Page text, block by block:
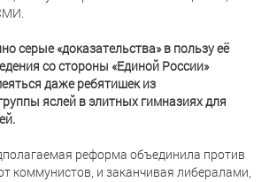
серые «доказательства» в пользу её
со стороны «Единой России»
даже ребятишек из
яслей в элитных гимназиях для
реформа объединила против
коммунистов, и заканчивая либералами,